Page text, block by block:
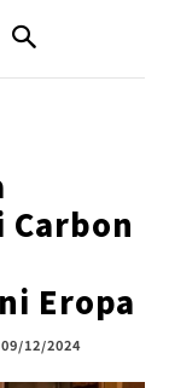
Carbon
Eropa
09/12/2024